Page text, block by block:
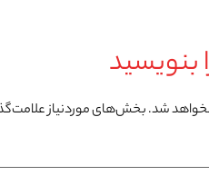
بنویسید
شد.بخش‌های موردنیاز